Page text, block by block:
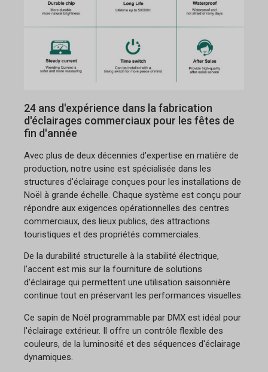
24 ans d'expérience dans la fabrication
d'éclairages commerciaux pour les fêtes de
fin d'année
Avec plus de deux décennies d'expertise en matière de
production, notre usine est spécialisée dans les
structures d'éclairage conçues pour les installations de
Noël à grande échelle. Chaque système est conçu pour
répondre aux exigences opérationnelles des centres
commerciaux, des lieux publics, des attractions
touristiques et des propriétés commerciales.
De la durabilité structurelle à la stabilité électrique,
l'accent est mis sur la fourniture de solutions
d'éclairage qui permettent une utilisation saisonnière
continue tout en préservant les performances visuelles.
Ce sapin de Noël programmable par DMX est idéal pour
l'éclairage extérieur. Il offre un contrôle flexible des
couleurs, de la luminosité et des séquences d'éclairage
dynamiques.